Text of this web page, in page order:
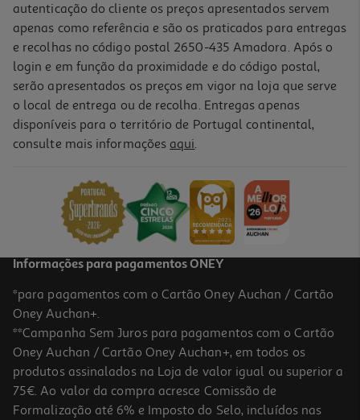
Palmilha Scholl Gelactiv Profissional Mulher
20,99 €
autenticação do cliente os preços apresentados servem
apenas como referência e são os praticados para entregas
e recolhas no código postal 2650-435 Amadora. Após o
login e em função da proximidade e do código postal,
serão apresentados os preços em vigor na loja que serve
o local de entrega ou de recolha. Entregas apenas
disponíveis para o território de Portugal continental,
consulte mais informações aqui.
Informações para pagamentos ONEY
*para pagamentos com o Cartão Oney Auchan / Cartão
Oney Auchan+.
**Campanha Sem Juros para pagamentos com o Cartão
Oney Auchan / Cartão Oney Auchan+, em todos os
produtos assinalados na Loja de valor igual ou superior a
75€. Ao valor da compra acresce Comissão de
Formalização até 6% e Imposto do Selo, incluídos nas